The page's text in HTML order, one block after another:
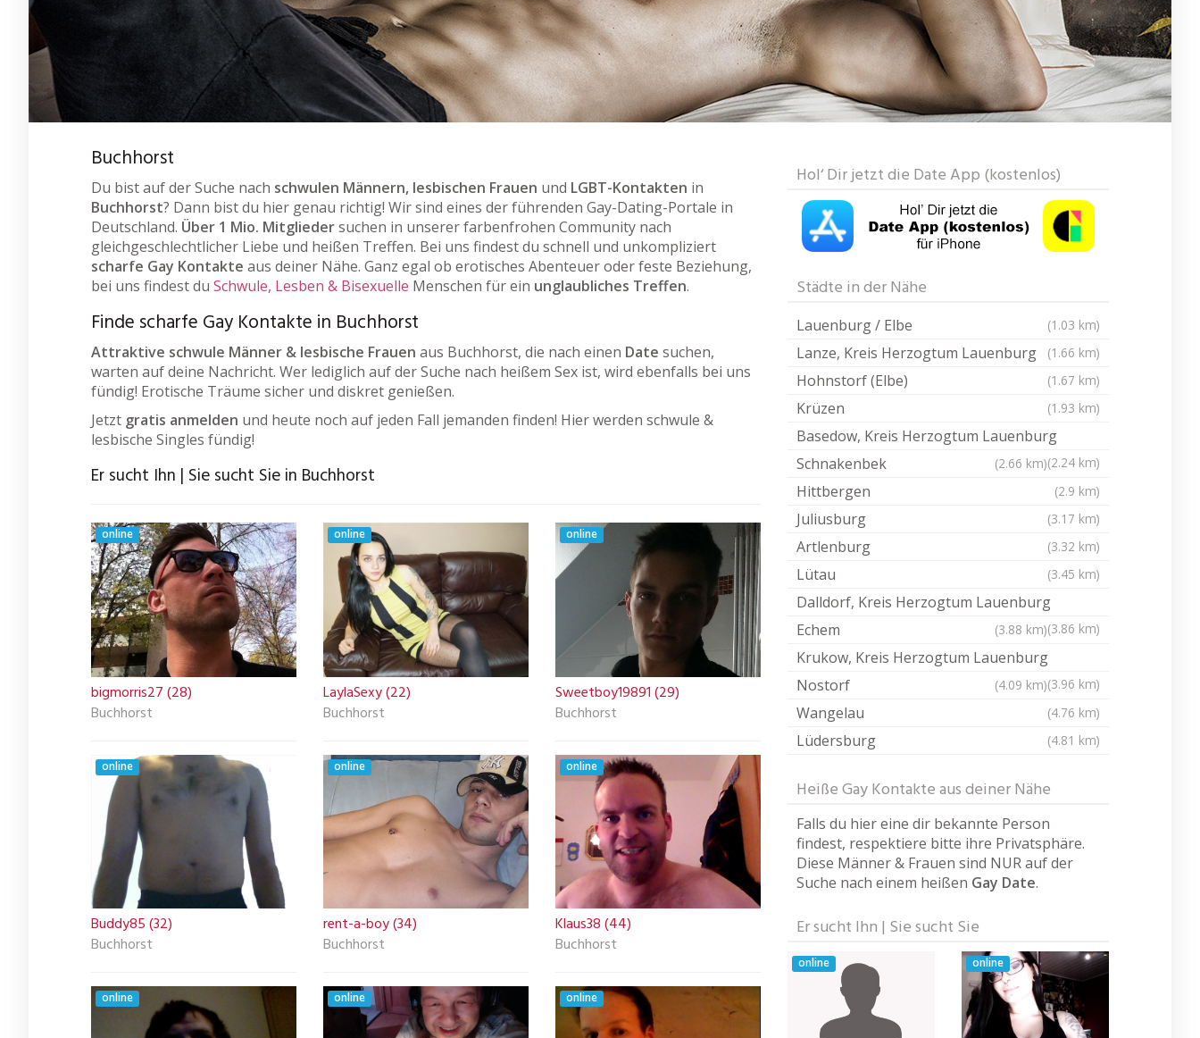
Buchhorst
Du bist auf der Suche nach schwulen Männern, lesbischen Frauen und LGBT-Kontakten in
Buchhorst? Dann bist du hier genau richtig! Wir sind eines der führenden Gay-Dating-Portale in
Deutschland. Über 1 Mio. Mitgliedersuchen in unserer farbenfrohen Community nach
gleichgeschlechtlicher Liebe und heißen Treffen. Bei uns findest du schnell und unkompliziert
scharfe Gay Kontakte aus deiner Nähe. Ganz egal ob erotisches Abenteuer oder feste Beziehung,
bei uns findest du Schwule, Lesben & Bisexuelle Menschen für ein unglaubliches Treffen.
Finde scharfe Gay Kontakte in Buchhorst
Attraktive schwule Männer & lesbische Frauen aus Buchhorst, die nach einen Date suchen,
warten auf deine Nachricht. Wer lediglich auf der Suche nach heißem Sex ist, wird ebenfalls bei uns
fündig! Erotische Träume sicher und diskret genießen.
Jetzt gratis anmelden und heute noch auf jeden Fall jemanden finden! Hier werden schwule &
lesbische Singles fündig!
Er sucht Ihn | Sie sucht Sie in Buchhorst
online
bigmorris27 (28)
Buchhorst
online
LaylaSexy (22)
Buchhorst
online
Sweetboy19891 (29)
Buchhorst
online
Buddy85 (32)
Buchhorst
online
rent-a-boy (34)
Buchhorst
online
Klaus38 (44)
Buchhorst
online online online
Hol‘ Dir jetzt die Date App (kostenlos)
Städte in der Nähe
Lauenburg / Elbe (1.03 km)
Lanze, Kreis Herzogtum Lauenburg (1.66 km)
Hohnstorf (Elbe) (1.67 km)
Krüzen (1.93 km)
Basedow, Kreis Herzogtum Lauenburg
(2.24 km)
Schnakenbek (2.66 km)
Hittbergen (2.9 km)
Juliusburg (3.17 km)
Artlenburg (3.32 km)
Lütau (3.45 km)
Dalldorf, Kreis Herzogtum Lauenburg
(3.86 km)
Echem (3.88 km)
Krukow, Kreis Herzogtum Lauenburg
(3.96 km)
Nostorf (4.09 km)
Wangelau (4.76 km)
Lüdersburg (4.81 km)
Heiße Gay Kontakte aus deiner Nähe
Falls du hier eine dir bekannte Person
findest, respektiere bitte ihre Privatsphäre.
Diese Männer & Frauen sind NUR auf der
Suche nach einem heißen Gay Date.
Er sucht Ihn | Sie sucht Sie
online online